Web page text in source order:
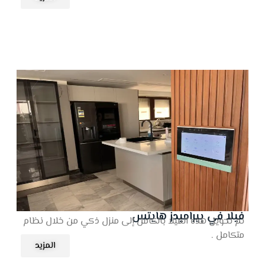
فيلا في بيراميدز هايتس
تم تحويل هذه الفيلا بالكامل إلى منزل ذكي من خلال نظام
متكامل .
المزيد